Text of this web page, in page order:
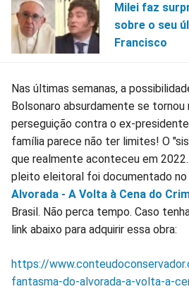
Milei faz
sobre o seu
Francisco
Nas últimas semanas, a
Bolsonaro absurdamente se tornou
perseguição contra o ex-
família parece não ter limites! O
que realmente aconteceu em
pleito eleitoral foi documentado no
Alvorada - A Volta à Cena do
Brasil. Não perca tempo. Caso
link abaixo para adquirir essa obra:
https://
fantasma-do-alvorada-a-volta-a-